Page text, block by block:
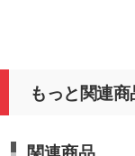
もっと関連